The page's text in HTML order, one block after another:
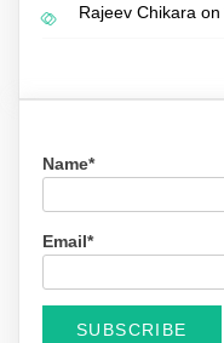
Rajeev Chikara on
Name*
Email*